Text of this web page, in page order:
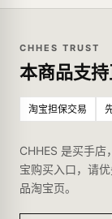
CHHES TRUST
本商品支
淘宝担保交易
CHHES 是买手
宝购买入口，请
品淘宝页。